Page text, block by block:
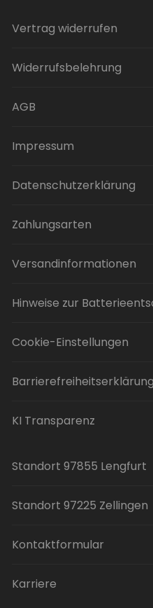
Vertrag widerrufen
Widerrufsbelehrung
AGB
Impressum
Datenschutzerklärung
Zahlungsarten
Versandinformationen
Hinweise zur
Cookie-Einstellungen
Barrierefreiheitserklärung
KI Transparenz
Standort 97855 Lengfurt
Standort 97225 Zellingen
Kontaktformular
Karriere